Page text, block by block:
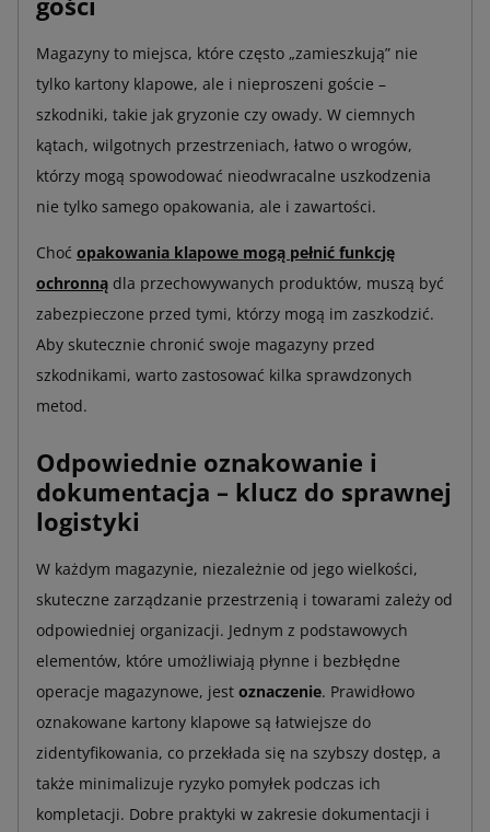
Magazyny to miejsca, które często „zamieszkują” nie
tylko kartony klapowe, ale i nieproszeni goście –
szkodniki, takie jak gryzonie czy owady. W ciemnych
kątach, wilgotnych przestrzeniach, łatwo o wrogów,
którzy mogą spowodować nieodwracalne uszkodzenia
nie tylko samego opakowania, ale i zawartości.
Choć opakowania klapowe mogą pełnić funkcję
ochronną dla przechowywanych produktów, muszą być
zabezpieczone przed tymi, którzy mogą im zaszkodzić.
Aby skutecznie chronić swoje magazyny przed
szkodnikami, warto zastosować kilka sprawdzonych
metod.
Odpowiednie oznakowanie i
dokumentacja – klucz do sprawnej
logistyki
W każdym magazynie, niezależnie od jego wielkości,
skuteczne zarządzanie przestrzenią i towarami zależy od
odpowiedniej organizacji. Jednym z podstawowych
elementów, które umożliwiają płynne i bezbłędne
operacje magazynowe, jest oznaczenie. Prawidłowo
oznakowane kartony klapowe są łatwiejsze do
zidentyfikowania, co przekłada się na szybszy dostęp, a
także minimalizuje ryzyko pomyłek podczas ich
kompletacji. Dobre praktyki w zakresie dokumentacji i